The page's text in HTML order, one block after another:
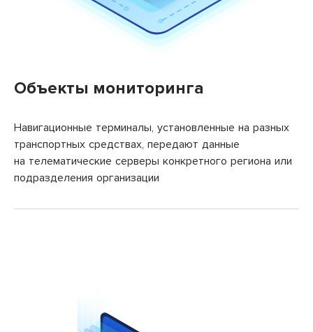
Навигационные терминалы, установленные на разных
транспортных средствах, передают данные
на телематические серверы конкретного региона или
подразделения организации
Объекты мониторинга